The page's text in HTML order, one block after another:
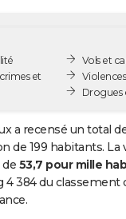
et
Vols et
Drogues
a recensé un total
de 199 habitants. La
53,7 pour mille
4 384 du classement